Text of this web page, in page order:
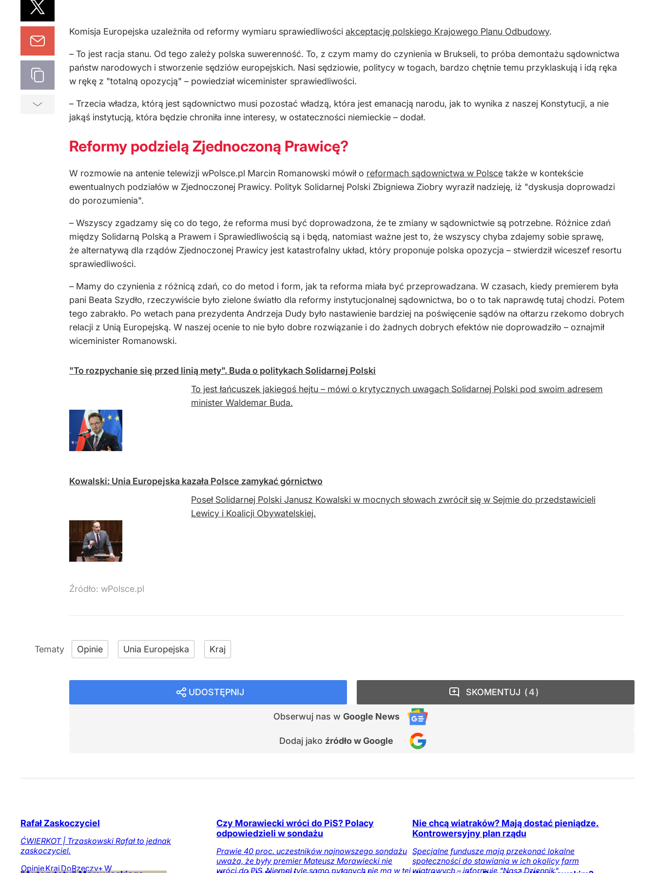
Komisja Europejska uzależniła od reformy wymiaru sprawiedliwości akceptację polskiego Krajowego Planu Odbudowy.
– To jest racja stanu. Od tego zależy polska suwerenność. To, z czym mamy do czynienia w Brukseli, to próba demontażu sądownictwa
państw narodowych i stworzenie sędziów europejskich. Nasi sędziowie, politycy w togach, bardzo chętnie temu przyklaskują i idą ręka
w rękę z "totalną opozycją" – powiedział wiceminister sprawiedliwości.
– Trzecia władza, którą jest sądownictwo musi pozostać władzą, która jest emanacją narodu, jak to wynika z naszej Konstytucji, a nie
jakąś instytucją, która będzie chroniła inne interesy, w ostateczności niemieckie – dodał.
Reformy podzielą Zjednoczoną Prawicę?
W rozmowie na antenie telewizji wPolsce.pl Marcin Romanowski mówił o reformach sądownictwa w Polsce także w kontekście
ewentualnych podziałów w Zjednoczonej Prawicy. Polityk Solidarnej Polski Zbigniewa Ziobry wyraził nadzieję, iż "dyskusja doprowadzi
do porozumienia".
– Wszyscy zgadzamy się co do tego, że reforma musi być doprowadzona, że te zmiany w sądownictwie są potrzebne. Różnice zdań
między Solidarną Polską a Prawem i Sprawiedliwością są i będą, natomiast ważne jest to, że wszyscy chyba zdajemy sobie sprawę,
że alternatywą dla rządów Zjednoczonej Prawicy jest katastrofalny układ, który proponuje polska opozycja – stwierdził wiceszef resortu
sprawiedliwości.
– Mamy do czynienia z różnicą zdań, co do metod i form, jak ta reforma miała być przeprowadzana. W czasach, kiedy premierem była
pani Beata Szydło, rzeczywiście było zielone światło dla reformy instytucjonalnej sądownictwa, bo o to tak naprawdę tutaj chodzi. Potem
tego zabrakło. Po wetach pana prezydenta Andrzeja Dudy było nastawienie bardziej na poświęcenie sądów na ołtarzu rzekomo dobrych
relacji z Unią Europejską. W naszej ocenie to nie było dobre rozwiązanie i do żadnych dobrych efektów nie doprowadziło – oznajmił
wiceminister Romanowski.
"To rozpychanie się przed linią mety". Buda o politykach Solidarnej Polski
To jest łańcuszek jakiegoś hejtu – mówi o krytycznych uwagach Solidarnej Polski pod swoim adresem
minister Waldemar Buda.
Kowalski: Unia Europejska kazała Polsce zamykać górnictwo
Poseł Solidarnej Polski Janusz Kowalski w mocnych słowach zwrócił się w Sejmie do przedstawicieli
Lewicy i Koalicji Obywatelskiej.
Źródło: wPolsce.pl
Opinie Unia Europejska Kraj
UDOSTĘPNIJ
Obserwuj nas w Google News
Dodaj jako źródło w Google
SKOMENTUJ 4
Rafał Zaskoczyciel
ĆWIERKOT | Trzaskowski Rafał to jednak
zaskoczyciel.
OpinieKraj DoRzeczy+ W
Czy Morawiecki wróci do PiS? Polacy
odpowiedzieli w sondażu
Prawie 40 proc. uczestników najnowszego sondażu
uważa, że były premier Mateusz Morawiecki nie
wróci do PiS. Niemal tyle samo pytanych nie ma w tej
Nie chcą wiatraków? Mają dostać pieniądze.
Kontrowersyjny plan rządu
Specjalne fundusze mają przekonać lokalne
społeczności do stawiania w ich okolicy farm
wiatrowych – informuje "Nasz Dziennik".